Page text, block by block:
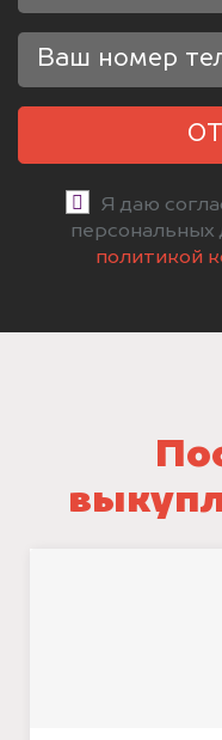
Я даю
персональных
политикой